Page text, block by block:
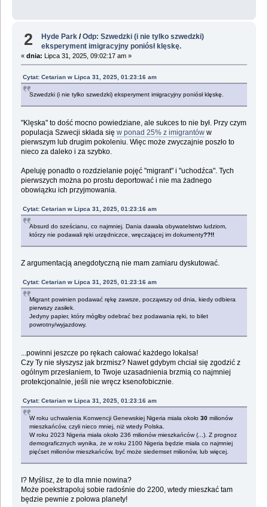
2 Hyde Park /Odp: Szwedzki (i nie tylko szwedzki)
eksperyment imigracyjny poniósł klęskę.
« dnia: Lipca 31, 2025, 09:02:17 am »
Cytat: Cetarian w Lipca 31, 2025, 01:23:16 am
Szwedzki (i nie tylko szwedzki) eksperyment imigracyjny poniósł klęskę.
"Klęska" to dość mocno powiedziane, ale sukces to nie był. Przy czym
populacja Szwecji składa się w ponad 25% z imigrantóww
pierwszym lub drugim pokoleniu. Więc może zwyczajnie poszło to
nieco za daleko i za szybko.
Apeluję ponadto o rozdzielanie pojęć "migrant" i "uchodźca". Tych
pierwszych można po prostu deportować i nie ma żadnego
obowiązku ich przyjmowania.
Cytat: Cetarian w Lipca 31, 2025, 01:23:16 am
Absurd do sześcianu, co najmniej. Dania dawała obywatelstwo ludziom,
którzy nie podawali ręki urzędniczce, wręczającej im dokumenty??!!
Z argumentacją anegdotyczną nie mam zamiaru dyskutować.
Cytat: Cetarian w Lipca 31, 2025, 01:23:16 am
Migrant powinien podawać rękę zawsze, począwszy od dnia, kiedy odbiera
pierwszy zasiłek.
Jedyny papier, który mógłby odebrać bez podawania ręki, to bilet
powrotny/wyjazdowy.
...powinni jeszcze po rękach całować każdego lokalsa!
Czy Ty nie słyszysz jak brzmisz? Nawet gdybym chciał się zgodzić z
ogólnym przesłaniem, to Twoje uzasadnienia brzmią co najmniej
protekcjonalnie, jeśli nie wręcz ksenofobicznie.
Cytat: Cetarian w Lipca 31, 2025, 01:23:16 am
W roku uchwalenia Konwencji Genewskiej Nigeria miała około 30milionów
mieszkańców, czyli nieco mniej, niż wtedy Polska.
W roku 2023 Nigeria miała około 236 milionów mieszkańców (...). Z prognoz
demograficznych wynika, że w roku 2100 Nigeria będzie miała co najmniej
pięćset milionów mieszkańców, być może siedemset milionów, lub więcej.
I? Myślisz, że to dla mnie nowina?
Może poekstrapoluj sobie radośnie do 2200, wtedy mieszkać tam
będzie pewnie z połowa planety!